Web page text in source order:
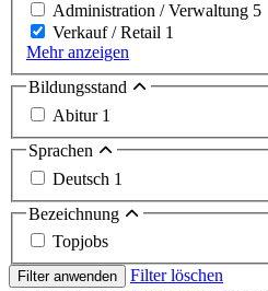
Administration / Verwaltung 5
Verkauf / Retail 1
Mehr anzeigen
Bildungsstand
Abitur 1
Sprachen
Deutsch 1
Bezeichnung
Topjobs
Filter anwenden
Filter löschen